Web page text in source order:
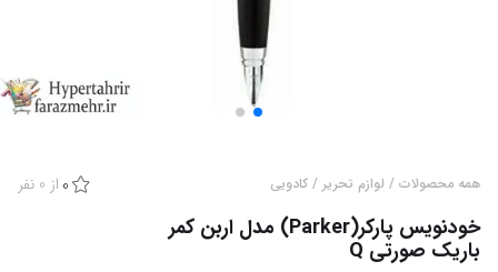
همه محصولات / لوازم تحریر / کادویی 0 از 0 نفر
خودنویس پارکر(Parker) مدل اربن کمر
باریک صورتی Q